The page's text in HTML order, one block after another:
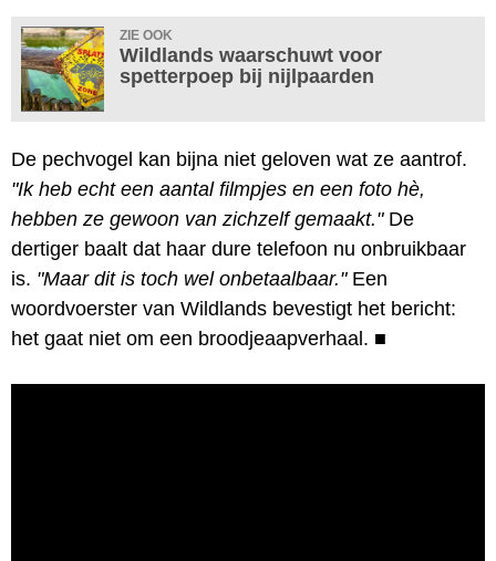
ZIE OOK
Wildlands waarschuwt voor
spetterpoep bij nijlpaarden
De pechvogel kan bijna niet geloven wat ze aantrof.
"Ik heb echt een aantal filmpjes en een foto hè,
hebben ze gewoon van zichzelf gemaakt."De
dertiger baalt dat haar dure telefoon nu onbruikbaar
is. "Maar dit is toch wel onbetaalbaar."Een
woordvoerster van Wildlands bevestigt het bericht:
het gaat niet om een broodjeaapverhaal. ■